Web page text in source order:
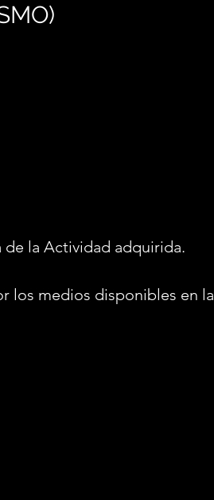
de la Actividad adquirida.
los medios disponibles en la